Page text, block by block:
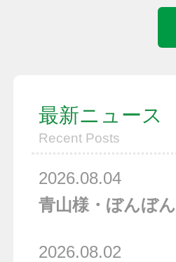
最新ニュース
Recent Posts
青山様・ぼんぼん
2026.08.04
2026.08.02